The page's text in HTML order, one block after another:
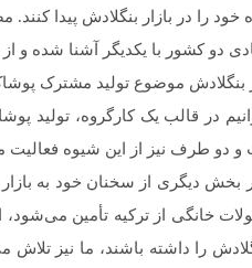
خود را در بازار بنگلادش پیدا
دو کشور با یکدیگر آشنا شده
موضوع تولید مشترک
در قالب یک کارگروه، تولید
و دو طرف نیز از این شیوه فعالیت
بخش دیگری از سخنان خود به
خانگی از ترکیه تأمین
را داشته باشند، ما نیز